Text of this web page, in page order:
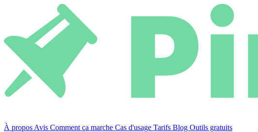
À propos Avis Comment ça marche Cas d'usage Tarifs Blog Outils gratuits